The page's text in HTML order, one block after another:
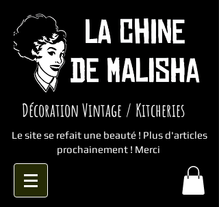
Décoration Vintage / Kitcheries
Le site se refait une beauté ! Plus d'articles
prochainement ! Merci